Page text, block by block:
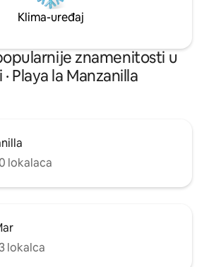
Klima-uređaj
znamenitosti u
Playa la Manzanilla
lokalaca
lokalca